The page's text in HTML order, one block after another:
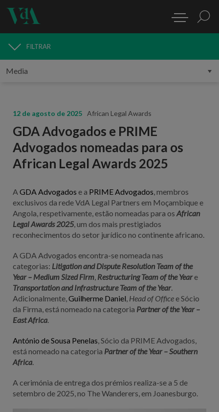
MEDIA
FILTRAR
12 de agosto de 2025 African Legal Awards
GDA Advogados e PRIME
Advogados nomeadas para os
African Legal Awards 2025
A GDA Advogados e a PRIME Advogados , membros
exclusivos da rede VdA Legal Partners em Moçambique e
Angola, respetivamente, estão nomeadas para os African
Legal Awards 2025, um dos mais prestigiados
reconhecimentos do setor jurídico no continente africano.
A GDA Advogados encontra-se nomeada nas
categorias: Litigation and Dispute Resolution Team of the
Year – Medium Sized Firm, Restructuring Team of the Yeare
Transportation and Infrastructure Team of the Year.
Adicionalmente, Guilherme Daniel Head of Officee Sócio
da Firma, está nomeado na categoria Partner of the Year –
East Africa.
António de Sousa Penelas , Sócio da PRIME Advogados,
está nomeado na categoria Partner of the Year – Southern
Africa.
A cerimónia de entrega dos prémios realiza-se a 5 de
setembro de 2025, no The Wanderers, em Joanesburgo.